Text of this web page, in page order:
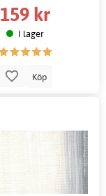
159 kr
I lager
Köp